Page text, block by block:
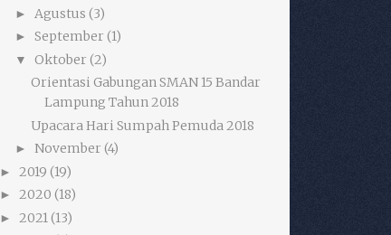
► Agustus (3)
► September (1)
▼ Oktober (2)
Orientasi Gabungan SMAN 15 Bandar
Lampung Tahun 2018
Upacara Hari Sumpah Pemuda 2018
► November (4)
► 2019 (19)
► 2020 (18)
► 2021(13)